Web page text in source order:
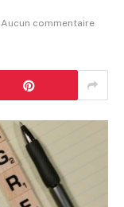
Aucun commentaire